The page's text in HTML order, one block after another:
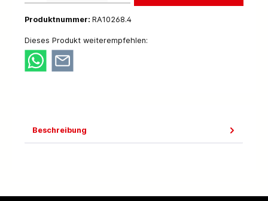
Produktnummer: RA10268.4
Dieses Produkt weiterempfehlen:
Beschreibung